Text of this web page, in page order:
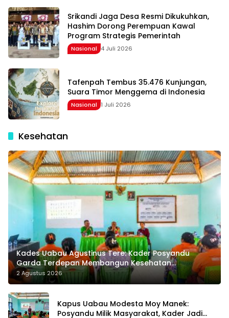
Srikandi Jaga Desa Resmi Dikukuhkan,
Hashim Dorong Perempuan Kawal
Program Strategis Pemerintah
Nasional 4 Juli 2026
Tafenpah Tembus 35.476 Kunjungan,
Suara Timor Menggema di Indonesia
Nasional 1 Juli 2026
Kesehatan
Kades Uabau Agustinus Tere: Kader Posyandu
Garda Terdepan Membangun Kesehatan
Masyarakat Desa
2 Agustus 2026
Kapus Uabau Modesta Moy Manek:
Posyandu Milik Masyarakat, Kader Jadi